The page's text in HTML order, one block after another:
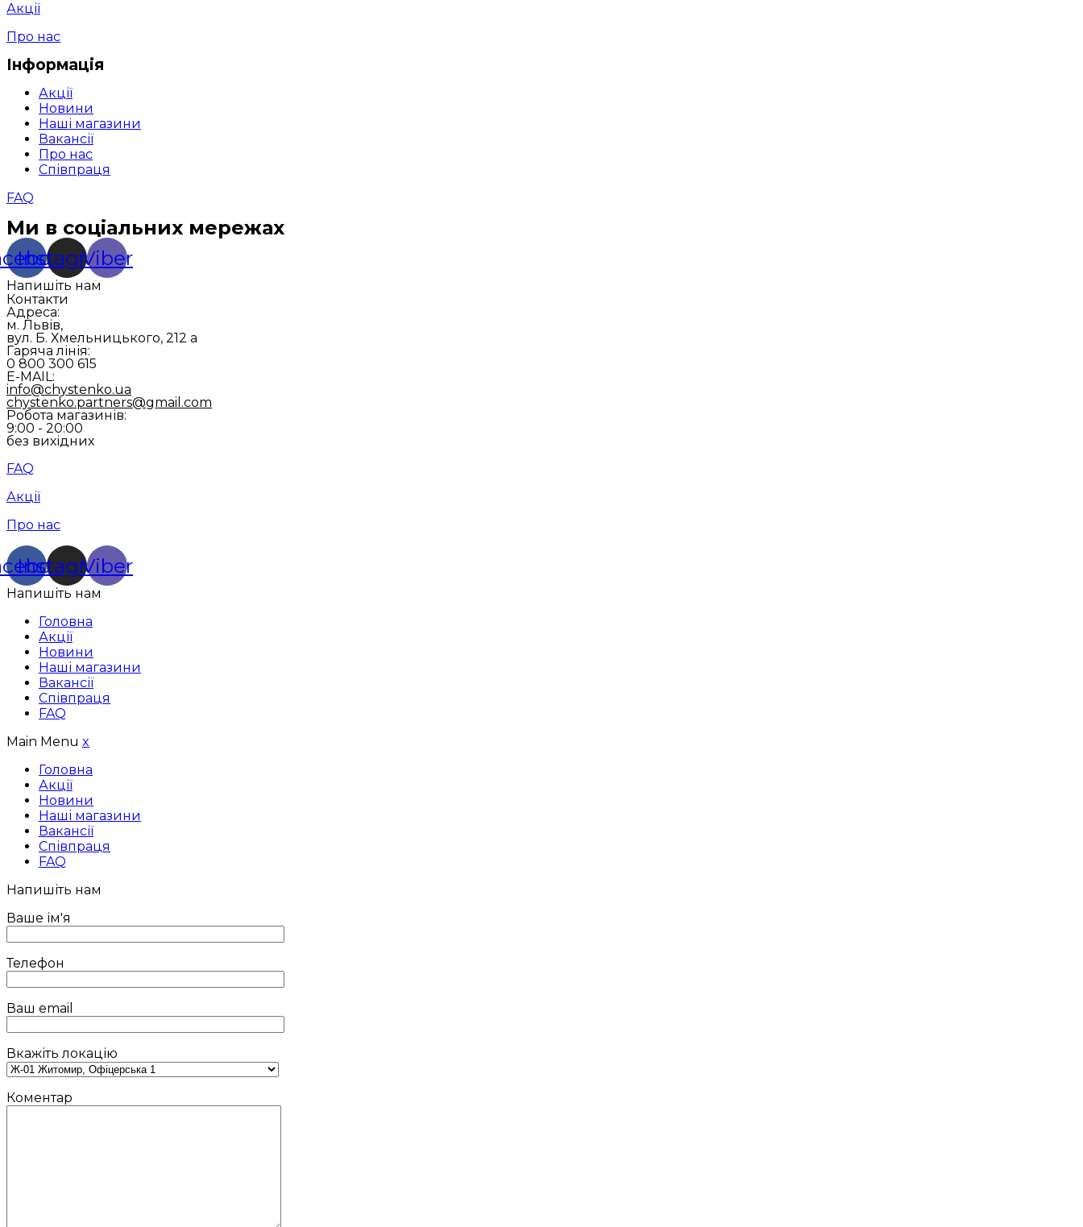
Акції
Про нас
Інформація
Акції
Новини
Наші магазини
Вакансії
Про нас
Співпраця
FAQ
Ми в соціальних мережах
Instagram
Viber
Напишіть нам
Контакти
Адреса:
м. Львів,
вул. Б. Хмельницького, 212 а
Гаряча лінія:
0 800 300 615
E-MAIL:
info@chystenko.ua
chystenko.partners@gmail.com
Робота магазинів:
9:00 - 20:00
без вихідних
FAQ
Акції
Про нас
Instagram
Viber
Напишіть нам
Головна
Акції
Новини
Наші магазини
Вакансії
Співпраця
FAQ
Main Menu x
Головна
Акції
Новини
Наші магазини
Вакансії
Співпраця
FAQ
Напишіть нам
Ваше ім'я
Телефон
Ваш email
Вкажіть локацію
Коментар